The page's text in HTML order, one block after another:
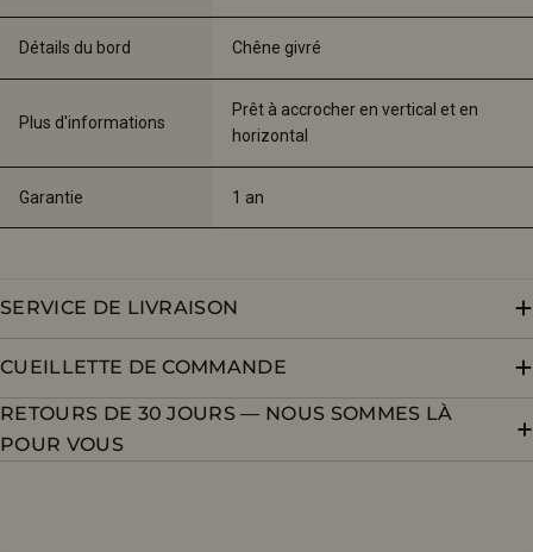
Détails du bord Chêne givré
Plus d'informations
Prêt à accrocher en vertical et en
horizontal
Garantie 1 an
SERVICE DE LIVRAISON
CUEILLETTE DE COMMANDE
RETOURS DE 30 JOURS — NOUS SOMMES LÀ
POUR VOUS